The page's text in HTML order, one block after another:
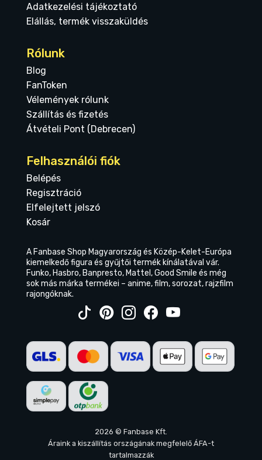
Adatkezelési tájékoztató
Elállás, termék visszaküldés
Rólunk
Blog
FanToken
Vélemények rólunk
Szállítás és fizetés
Átvételi Pont (Debrecen)
Felhasználói fiók
Belépés
Regisztráció
Elfelejtett jelszó
Kosár
A Fanbase Shop Magyarország és Közép-Kelet-Európa
kiemelkedő figura és gyűjtői termék kínálatával vár.
Funko, Hasbro, Banpresto, Mattel, Good Smile és még
sok más márka termékei – anime, film, sorozat, rajzfilm
rajongóknak.
2026 © Fanbase Kft.
Áraink a kiszállítás országának megfelelő ÁFA-t
tartalmazzák